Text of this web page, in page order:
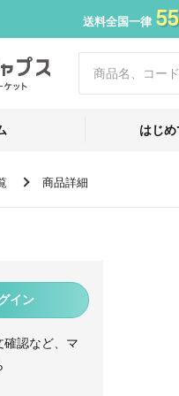
送料全国一律
はじ
商品詳細
イン
確認など、マ